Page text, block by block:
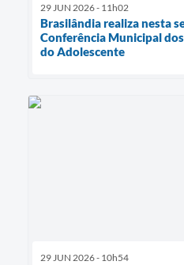
29 JUN 2026 - 11h02
Brasilândia realiza nesta
Conferência Municipal
do Adolescente
29 JUN 2026 - 10h54